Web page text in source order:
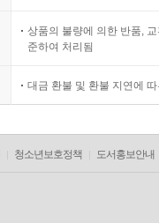
상품의 불량에 의한 반품,
준하여 처리됨
대금 환불 및 환불 지연에
청소년보호정책 도서홍보안내